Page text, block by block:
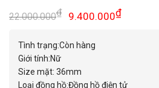
22.000.000₫
Giá
là:
9.400.000₫Giá
Tình trạng:Còn hàng
Giới tính:Nữ
Size mặt: 36mm
Loại đồng hồ:Đồng hồ điện tử